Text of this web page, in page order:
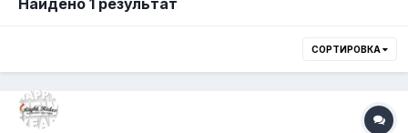
Найдено 1 результат
СОРТИРОВКА